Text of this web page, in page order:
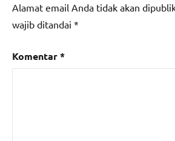
Alamat email Anda tidak akan
wajib ditandai *
Komentar*